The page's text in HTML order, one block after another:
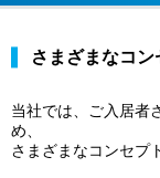
さまざまなコ
当社では、ご入居者
め、
さまざまなコンセプ